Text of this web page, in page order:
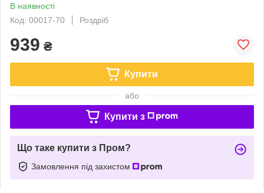
В наявності
Код: 00017-70
Роздріб
939 ₴
Купити
або
Купити з
Що таке купити з Пром?
Замовлення під захистом